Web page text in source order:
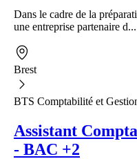
Dans le cadre de la
une entreprise partenaire d...
Brest
BTS Comptabilité et
Assistant
- BAC +2